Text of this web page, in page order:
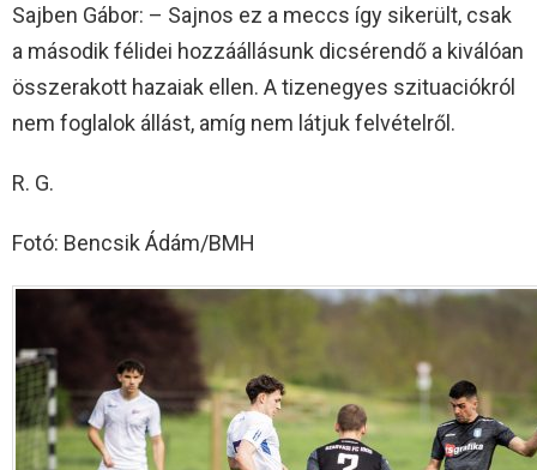
Sajben Gábor: – Sajnos ez a meccs így sikerült, csak
a második félidei hozzáállásunk dicsérendő a kiválóan
összerakott hazaiak ellen. A tizenegyes szituaciókról
nem foglalok állást, amíg nem látjuk felvételről.
R. G.
Fotó: Bencsik Ádám/BMH